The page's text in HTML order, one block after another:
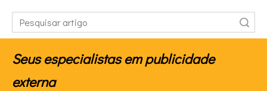
Seus especialistas em publicidade
externa